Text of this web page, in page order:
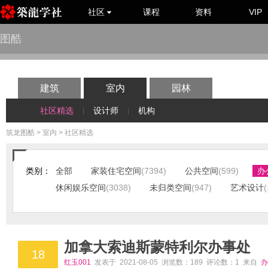
社区 课程 资料 VIP
图酷
建筑 室内 园林
社区精选 设计师 机构
筑龙图酷 > 室内 > 社区精选
类别： 全部 家装住宅空间(7394) 公共空间(599)
办
休闲娱乐空间(3038) 未归类空间(947) 艺术设计
18 加拿大索迪斯蒙特利尔办事处
红玉001 发表于 2021-08-05 浏览数：189 评论数：1 来自